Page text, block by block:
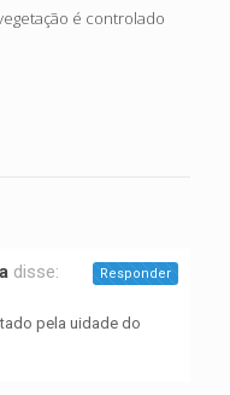
é controlado
disse:
pela uidade do
Responder